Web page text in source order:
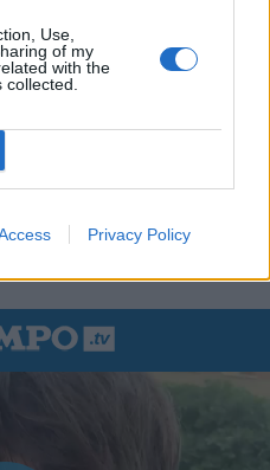
Use,
of my
with the
Privacy Policy